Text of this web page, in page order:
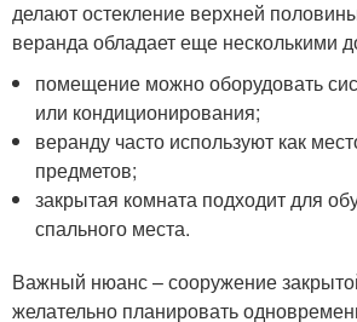
делают остекление верхней
веранда обладает еще несколькими
помещение можно оборудовать
или кондиционирования;
веранду часто используют как
предметов;
закрытая комната подходит для
спального места.
Важный нюанс – сооружение
желательно планировать